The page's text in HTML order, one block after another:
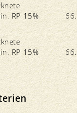
RP 15%
RP 15%